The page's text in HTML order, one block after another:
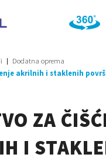
Dodatna oprema
akrilnih i staklenih
ZA
I